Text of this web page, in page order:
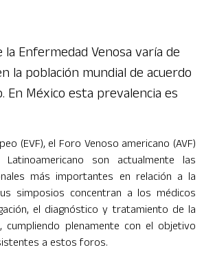
la Enfermedad Venosa varía de
la población mundial de acuerdo
En México esta prevalencia es
(EVF), el Foro Venoso americano (AVF)
son actualmente las
más importantes en relación a la
simposios concentran a los médicos
el diagnóstico y tratamiento de la
cumpliendo plenamente con el objetivo
a estos foros.